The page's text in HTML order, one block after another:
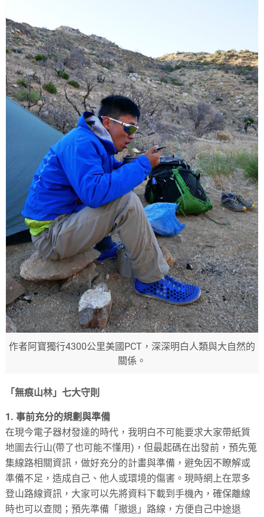
作者阿寶獨行4300公里美國PCT，深深明白人類與大自然的
關係。
「無痕山林」七大守則
1. 事前充分的規劃與準備
在現今電子器材發達的時代，我明白不可能要求大家帶紙質
地圖去行山(帶了也可能不懂用)，但最起碼在出發前，預先蒐
集線路相關資訊，做好充分的計畫與準備，避免因不瞭解或
準備不足，造成自己、他人或環境的傷害。現時網上在眾多
登山路線資訊，大家可以先將資料下載到手機內，確保離線
時也可以查閱；預先準備「撤退」路線，方便自己中途退